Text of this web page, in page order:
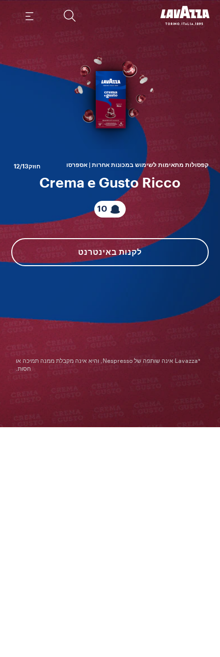
קפסולות מתאימות לשימוש במכונות אחרות | אספרסו חוזק12/13
Crema e Gusto Ricco
10
לקנות באינטרנט
*Lavazza אינה שותפה של Nespresso, והיא אינה מקבלת ממנה תמיכה או
חסות.